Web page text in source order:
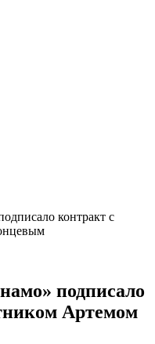
контракт с
подписало
Артемом